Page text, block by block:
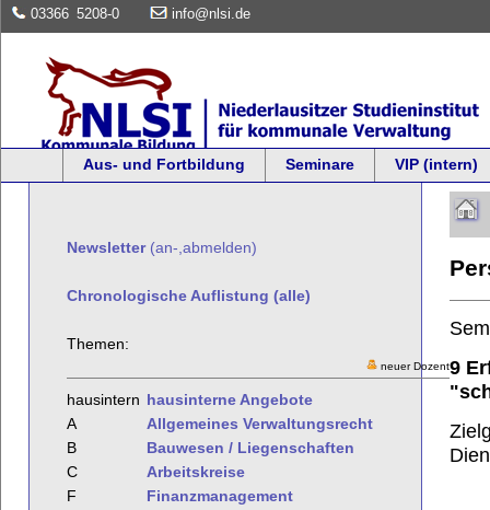
03366 5208-0 info@nlsi.de
Aus- und Fortbildung Seminare VIP (intern)
Newsletter(an-,abmelden)
Chronologische Auflistung (alle)
Themen:
neuer Dozent
hausintern hausinterne Angebote
A
Allgemeines Verwaltungsrecht
B
Bauwesen / Liegenschaften
C
Arbeitskreise
F
Finanzmanagement
9